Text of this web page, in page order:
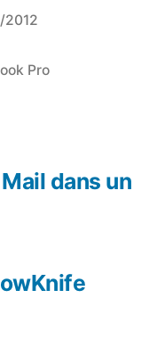
2012
Pro
:
dans un